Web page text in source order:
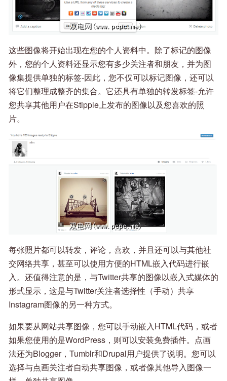
这些图像将开始出现在您的个人资料中。除了标记的图像
外，您的个人资料还显示您有多少关注者和朋友，并为图
像集提供单独的标签-因此，您不仅可以标记图像，还可以
将它们整理成整齐的集合。它还具有单独的转发标签-允许
您共享其他用户在Stipple上发布的图像以及您喜欢的照
片。
每张照片都可以转发，评论，喜欢，并且还可以与其他社
交网络共享，甚至可以使用方便的HTML嵌入代码进行嵌
入。还值得注意的是，与Twitter共享的图像以嵌入式媒体的
形式显示，这是与Twitter关注者选择性（手动）共享
Instagram图像的另一种方式。
如果要从网站共享图像，您可以手动嵌入HTML代码，或者
如果您使用的是WordPress，则可以安装免费插件。点画
法还为Blogger，Tumblr和Drupal用户提供了说明。您可以
选择与点画关注者自动共享图像，或者像其他导入图像一